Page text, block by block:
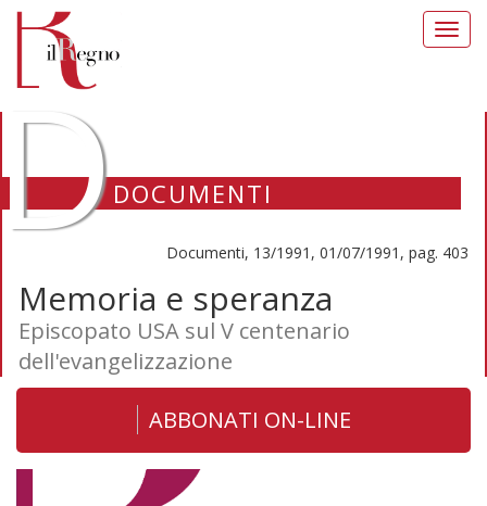
DOCUMENTI
Documenti, 13/1991, 01/07/1991, pag. 403
Memoria e speranza
Episcopato USA sul V centenario
dell'evangelizzazione
ABBONATI ON-LINE